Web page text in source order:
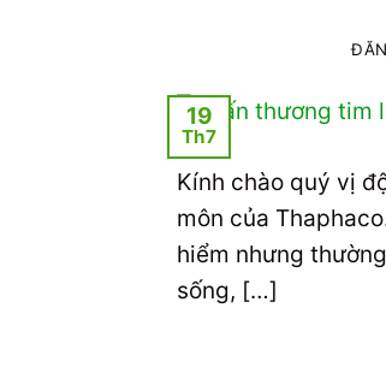
19
Th7
Kính chào quý vị
môn của
hiểm nhưng
sống, […]